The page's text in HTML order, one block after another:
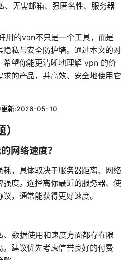
、无需邮箱、强匿名性、服务器
用的vpn不只是一个工具，而是
隐私与安全防护墙。通过本文的对
希望你能更清晰地理解 vpn 的价
的产品，并高效、安全地使用它
更新:2026-05-10
网络速度？
耗，具体取决于服务器距离、网络
强度。选择离你最近的服务器、使
，通常能获得更好速度。
、数据使用和速度方面都存在限
建议优先考虑信誉良好的付费